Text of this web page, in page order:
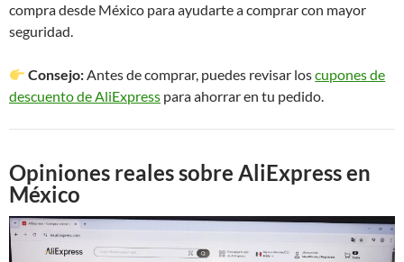
compra desde México para ayudarte a comprar con mayor
seguridad.
Consejo:Antes de comprar, puedes revisar loscupones de
descuento de AliExpress para ahorrar en tu pedido.
Opiniones reales sobre AliExpress en
México